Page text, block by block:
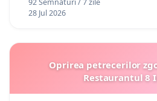
28 Jul 2026
Oprirea petrecerilor
Restaurantul 8